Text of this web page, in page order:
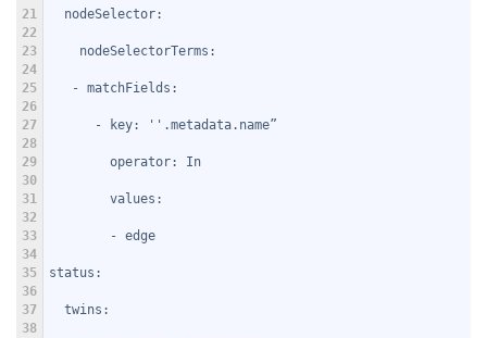
21
22
23
24
25
26
27
28
29
30
31
32
33
34
35
36
37
38
  nodeSelector:
    nodeSelectorTerms:
   - matchFields:
      - key: ''.metadata.name”
        operator: In
        values:
        - edge
status:
  twins: